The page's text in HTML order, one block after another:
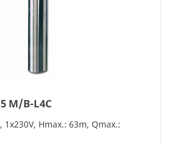
M/B-L4C
1x230V, Hmax.: 63m, Qmax.: